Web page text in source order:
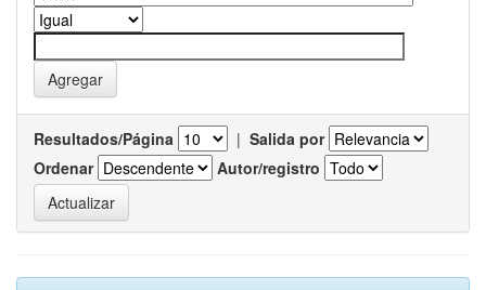
Resultados/Página | Salida por
Ordenar
Autor/registro